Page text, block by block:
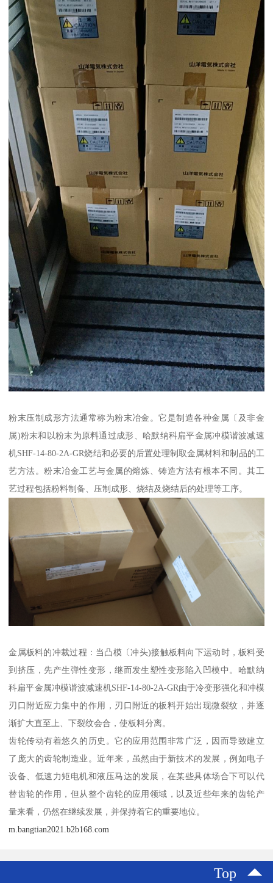
粉末压制成形方法通常称为粉末冶金。它是制造各种金属〔及非金
属)粉末和以粉末为原料通过成形、哈默纳科扁平金属冲模谐波减速
机SHF-14-80-2A-GR烧结和必要的后置处理制取金属材料和制品的工
艺方法。粉末冶金工艺与金属的熔炼、铸造方法有根本不同。其工
艺过程包括粉料制备、压制成形、烧结及烧结后的处理等工序。
金属板料的冲裁过程：当凸模〔冲头)接触板料向下运动时，板料受
到挤压，先产生弹性变形，继而发生塑性变形陷入凹模中。哈默纳
科扁平金属冲模谐波减速机SHF-14-80-2A-GR由于冷变形强化和冲模
刃口附近应力集中的作用，刃口附近的板料开始出现微裂纹，并逐
渐扩大直至上、下裂纹会合，使板料分离。
齿轮传动有着悠久的历史。它的应用范围非常广泛，因而导致建立
了庞大的齿轮制造业。近年来，虽然由于新技术的发展，例如电子
设备、低速力矩电机和液压马达的发展，在某些具体场合下可以代
替齿轮的作用，但从整个齿轮的应用领域，以及近些年来的齿轮产
量来看，仍然在继续发展，并保持着它的重要地位。
m.bangtian2021.b2b168.com
Top